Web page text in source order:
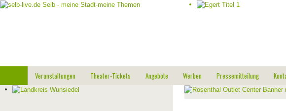
Veranstaltungen Theater-Tickets Angebote Werben Pressemitteilung